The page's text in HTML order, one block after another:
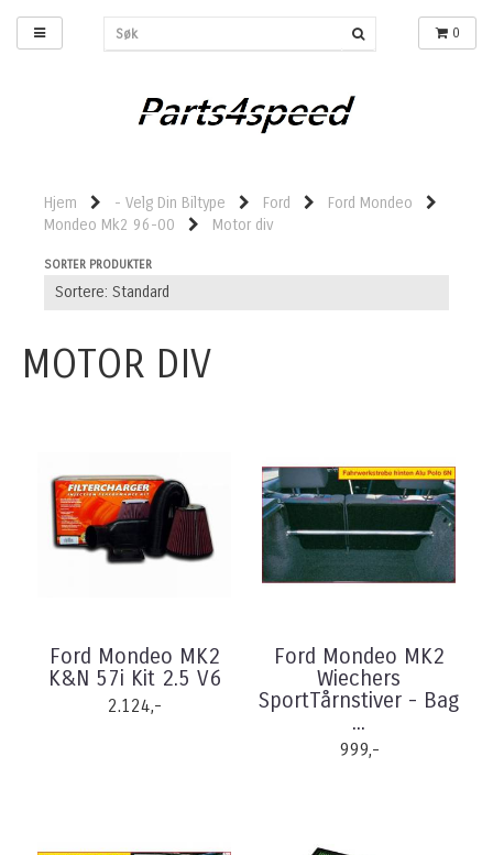
0
Hjem - Velg Din Biltype Ford
Ford Mondeo
Mondeo Mk2 96-00
Motor div
SORTER PRODUKTER
MOTOR DIV
Ford Mondeo MK2
K&N 57i Kit 2.5 V6
2.124,-
Ford Mondeo MK2
Wiechers
SportTårnstiver - Bag
...
999,-